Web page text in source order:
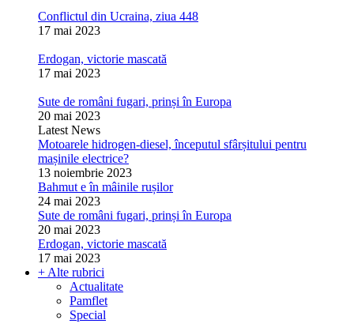
Conflictul din Ucraina, ziua 448
17 mai 2023
Erdogan, victorie mascată
17 mai 2023
Sute de români fugari, prinși în Europa
20 mai 2023
Latest News
Motoarele hidrogen-diesel, începutul sfârșitului pentru
mașinile electrice?
13 noiembrie 2023
Bahmut e în mâinile rușilor
24 mai 2023
Sute de români fugari, prinși în Europa
20 mai 2023
Erdogan, victorie mascată
17 mai 2023
+ Alte rubrici
Actualitate
Pamflet
Special